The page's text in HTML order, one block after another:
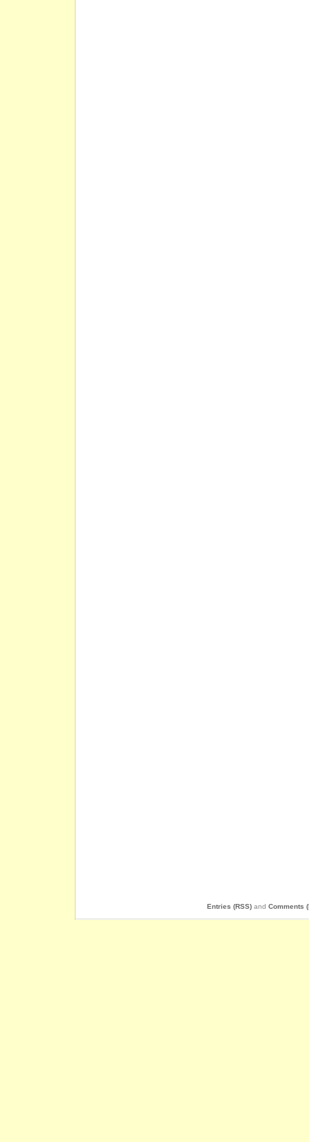
Entries (RSS) and Comments